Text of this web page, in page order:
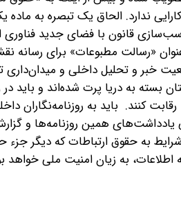
ندارد. الحاق یک تبصره به ماده
قانون با فضای جدید
مجوزگرایی و ایجاد محدودیت برای بیان (مثل ماده 2 که زیر عنوان
خبر و تحلیل داخلی و میدان‌داری
به دریا پرت شده‌اند و باید در
کنند. ‌ باید به روزنامه‌نگاران
یادداشت‌های همین روزنامه‌ها و
به حقوق ارتباطات که دیگر جزء
به زیان امنیت ملی خواهد